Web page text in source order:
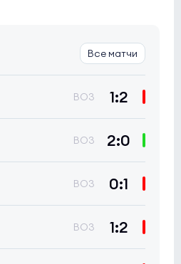
Все матчи
BO3 1:2
BO3 2:0
BO3 0:1
BO3 1:2